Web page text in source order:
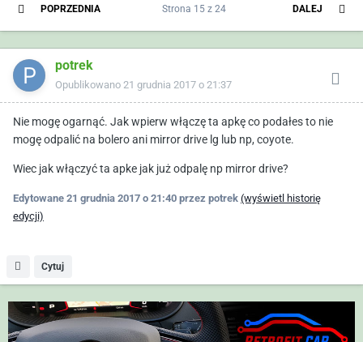
POPRZEDNIA DALEJ
Strona 15 z 24
potrek
Opublikowano 21 grudnia 2017 o 21:37
Nie mogę ogarnąć. Jak wpierw włączę ta apkę co podałes to nie
mogę odpalić na bolero ani mirror drive lg lub np, coyote.
Wiec jak włączyć ta apke jak już odpalę np mirror drive?
Edytowane 21 grudnia 2017 o 21:40 przez potrek (wyświetl historię
edycji)
Cytuj